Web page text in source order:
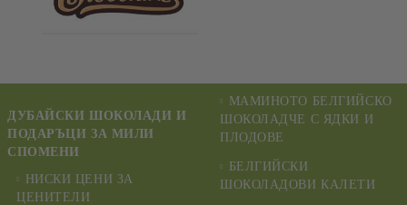
ДУБАЙСКИ ШОКОЛАДИ И
ПОДАРЪЦИ ЗА МИЛИ
СПОМЕНИ
НИСКИ ЦЕНИ ЗА
ЦЕНИТЕЛИ
МАМИНОТО БЕЛГИЙСКО
ШОКОЛАДЧЕ С ЯДКИ И
ПЛОДОВЕ
БЕЛГИЙСКИ
ШОКОЛАДОВИ КАЛЕТИ